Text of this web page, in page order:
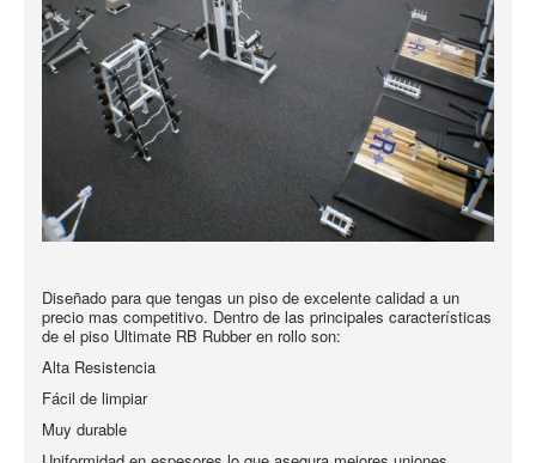
Diseñado para que tengas un piso de excelente calidad a un
precio mas competitivo. Dentro de las principales características
de el piso Ultimate RB Rubber en rollo son:
Alta Resistencia
Fácil de limpiar
Muy durable